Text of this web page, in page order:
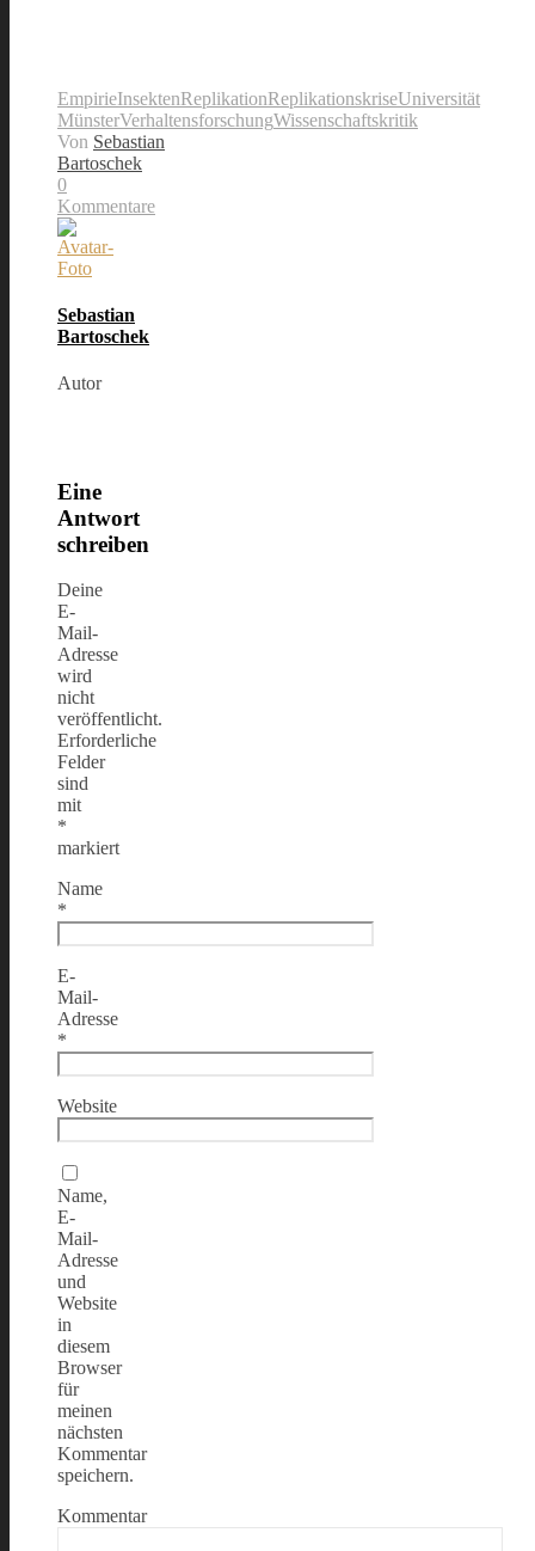
EmpirieInsektenReplikationReplikationskriseUniversität
MünsterVerhaltensforschungWissenschaftskritik
Von Sebastian
Bartoschek
0
Kommentare
Sebastian
Bartoschek
Autor
Eine
Antwort
schreiben
Deine
E-
Mail-
Adresse
wird
nicht
veröffentlicht.
Erforderliche
Felder
sind
mit
*
markiert
Name
*
E-
Mail-
Adresse
*
Website
Name,
E-
Mail-
Adresse
und
Website
in
diesem
Browser
für
meinen
nächsten
Kommentar
speichern.
Kommentar